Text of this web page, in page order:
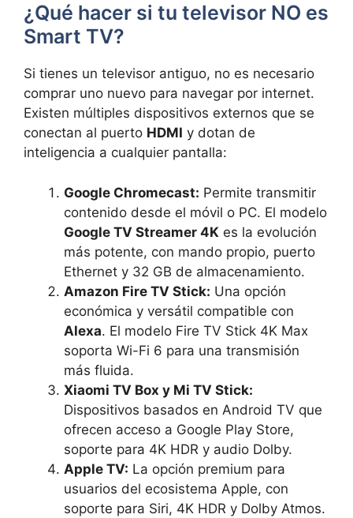
¿Qué hacer si tu televisor NO es
Smart TV?
Si tienes un televisor antiguo, no es necesario
comprar uno nuevo para navegar por internet.
Existen múltiples dispositivos externos que se
conectan al puerto HDMI y dotan de
inteligencia a cualquier pantalla:
Google Chromecast: Permite transmitir
contenido desde el móvil o PC. El modelo
Google TV Streamer 4K es la evolución
más potente, con mando propio, puerto
Ethernet y 32 GB de almacenamiento.
Amazon Fire TV Stick: Una opción
económica y versátil compatible con
Alexa. El modelo Fire TV Stick 4K Max
soporta Wi-Fi 6 para una transmisión
más fluida.
Xiaomi TV Box y Mi TV Stick:
Dispositivos basados en Android TV que
ofrecen acceso a Google Play Store,
soporte para 4K HDR y audio Dolby.
Apple TV: La opción premium para
usuarios del ecosistema Apple, con
soporte para Siri, 4K HDR y Dolby Atmos.